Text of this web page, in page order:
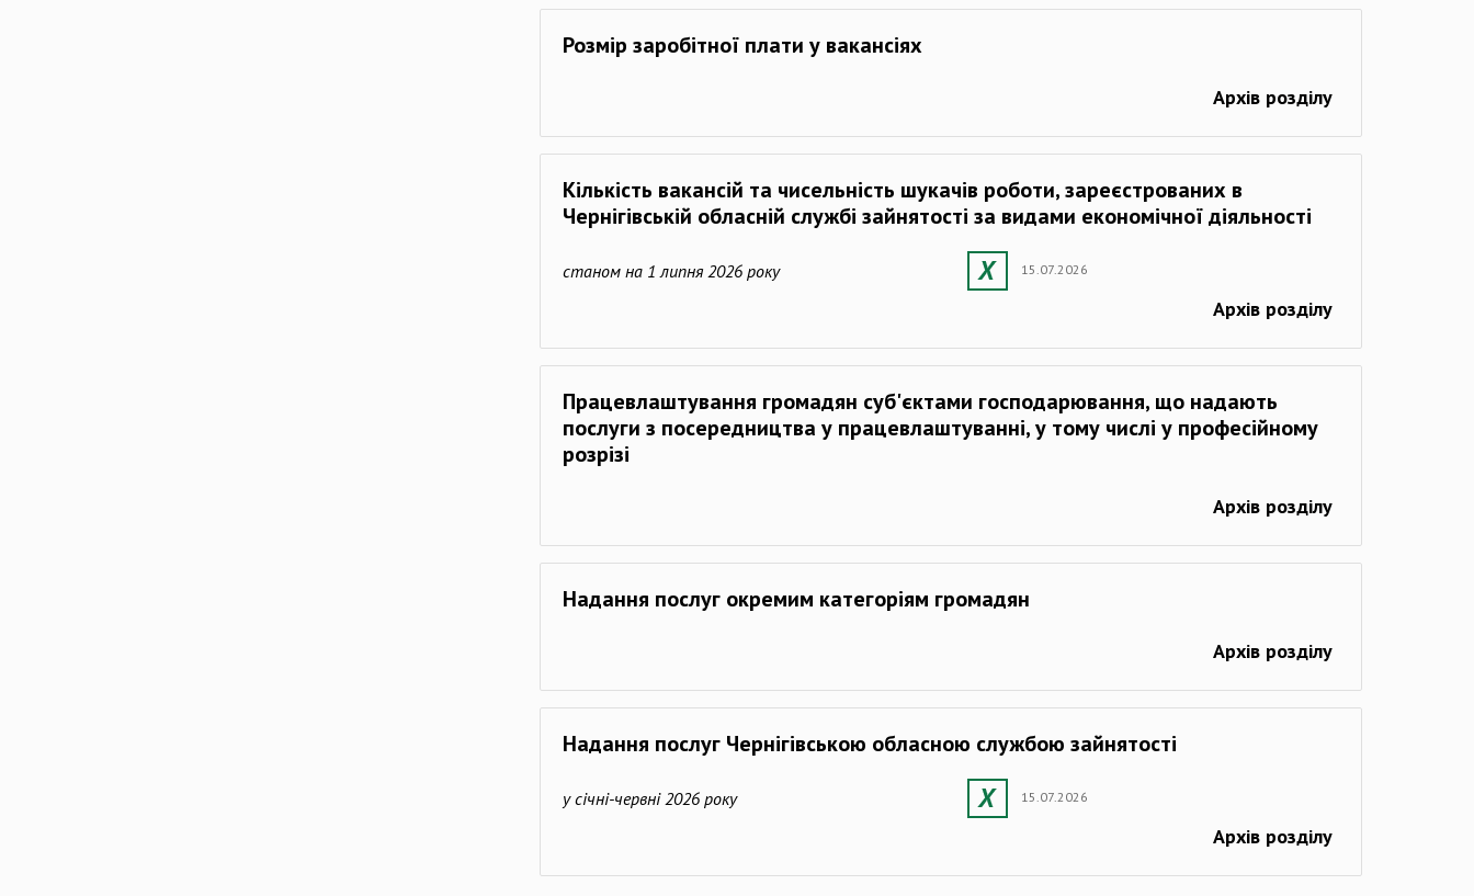
Розмір заробітної плати у вакансіях
Архів розділу
Кількість вакансій та чисельність шукачів роботи, зареєстрованих в
Чернігівській обласній службі зайнятості за видами економічної діяльності
станом на 1 липня 2026 року 15.07.2026
Архів розділу
Працевлаштування громадян суб'єктами господарювання, що надають
послуги з посередництва у працевлаштуванні, у тому числі у професійному
розрізі
Архів розділу
Надання послуг окремим категоріям громадян
Архів розділу
Надання послуг Чернігівською обласною службою зайнятості
у січні-червні 2026 року 15.07.2026
Архів розділу